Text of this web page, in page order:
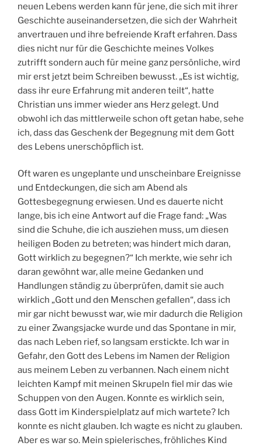
neuen Lebens werden kann für jene, die sich mit ihrer
Geschichte auseinandersetzen, die sich der Wahrheit
anvertrauen und ihre befreiende Kraft erfahren. Dass
dies nicht nur für die Geschichte meines Volkes
zutrifft sondern auch für meine ganz persönliche, wird
mir erst jetzt beim Schreiben bewusst. „Es ist wichtig,
dass ihr eure Erfahrung mit anderen teilt“, hatte
Christian uns immer wieder ans Herz gelegt. Und
obwohl ich das mittlerweile schon oft getan habe, sehe
ich, dass das Geschenk der Begegnung mit dem Gott
des Lebens unerschöpflich ist.
Oft waren es ungeplante und unscheinbare Ereignisse
und Entdeckungen, die sich am Abend als
Gottesbegegnung erwiesen. Und es dauerte nicht
lange, bis ich eine Antwort auf die Frage fand: „Was
sind die Schuhe, die ich ausziehen muss, um diesen
heiligen Boden zu betreten; was hindert mich daran,
Gott wirklich zu begegnen?“ Ich merkte, wie sehr ich
daran gewöhnt war, alle meine Gedanken und
Handlungen ständig zu überprüfen, damit sie auch
wirklich „Gott und den Menschen gefallen“, dass ich
mir gar nicht bewusst war, wie mir dadurch die Religion
zu einer Zwangsjacke wurde und das Spontane in mir,
das nach Leben rief, so langsam erstickte. Ich war in
Gefahr, den Gott des Lebens im Namen der Religion
aus meinem Leben zu verbannen. Nach einem nicht
leichten Kampf mit meinen Skrupeln fiel mir das wie
Schuppen von den Augen. Konnte es wirklich sein,
dass Gott im Kinderspielplatz auf mich wartete? Ich
konnte es nicht glauben. Ich wagte es nicht zu glauben.
Aber es war so. Mein spielerisches, fröhliches Kind